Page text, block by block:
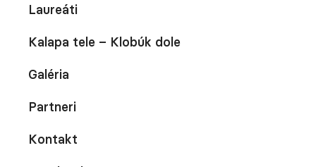
Laureáti
Kalapa tele – Klobúk dole
Galéria
Partneri
Kontakt